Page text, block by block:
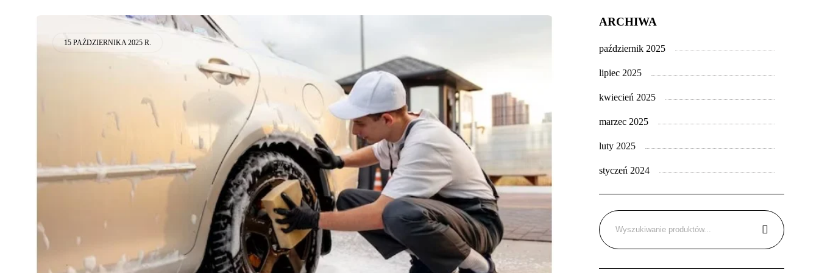
15 PAŹDZIERNIKA 2025 R.
ARCHIWA
październik 2025
lipiec 2025
kwiecień 2025
marzec 2025
luty 2025
styczeń 2024